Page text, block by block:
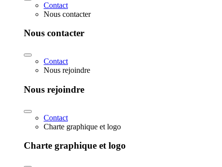
Contact
Nous contacter
Nous contacter
Contact
Nous rejoindre
Nous rejoindre
Contact
Charte graphique et logo
Charte graphique et logo